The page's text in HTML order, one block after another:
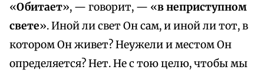
«Обитает», — говорит, — «в неприступном
свете». Иной ли свет Он сам, и иной ли тот, в
котором Он живет? Неужели и местом Он
определяется? Нет. Не с тою целю, чтобы мы